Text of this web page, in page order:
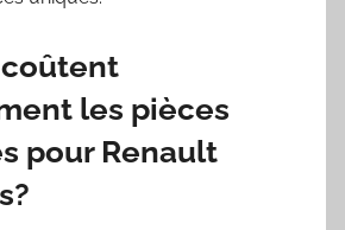
les pièces
pour Renault